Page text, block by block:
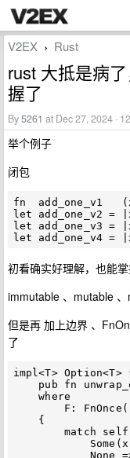
V2EX › Rust
rust 大抵是病
握了
By5261 at Dec 27, 2024 ·
举个例子
闭包
fn  add_one_v1
let add_one_v2
let
初看确实好理解，也能
immutable 、mutable
但是再 加上边界 、
了
impl<T> Option<T>
    where
        match self {